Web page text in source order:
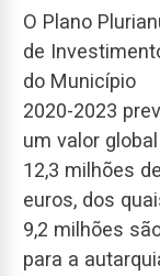
O Plano
de
do Município
2020-2023
um valor
12,3 milhões de
euros, dos
9,2 milhões
para a